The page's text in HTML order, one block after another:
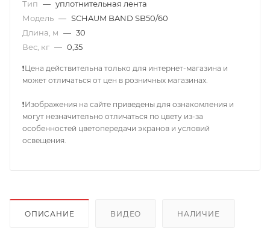
Тип — уплотнительная лента
Модель — SCHAUM BAND SB50/60
Длина, м — 30
Вес, кг — 0,35
❗Цена действительна только для интернет-магазина и
может отличаться от цен в розничных магазинах.
❗Изображения на сайте приведены для ознакомления и
могут незначительно отличаться по цвету из-за
особенностей цветопередачи экранов и условий
освещения.
ОПИСАНИЕ ВИДЕО НАЛИЧИЕ